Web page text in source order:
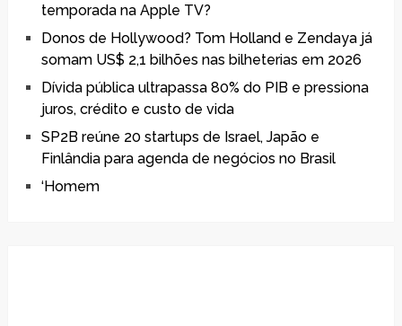
temporada na Apple TV?
Donos de Hollywood? Tom Holland e Zendaya já
somam US$ 2,1 bilhões nas bilheterias em 2026
Dívida pública ultrapassa 80% do PIB e pressiona
juros, crédito e custo de vida
SP2B reúne 20 startups de Israel, Japão e
Finlândia para agenda de negócios no Brasil
‘Homem